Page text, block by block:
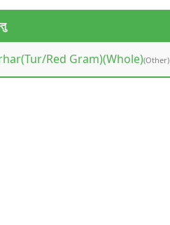
Red Gram)(Whole)(Other)